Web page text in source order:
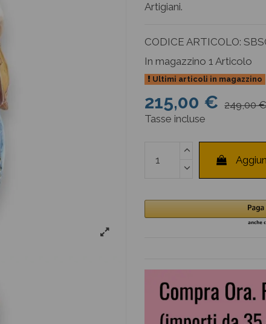
Artigiani.
CODICE ARTICOLO:
In magazzino 1 Articolo
Ultimi articoli in magazzino
215,00 € 249,00
Tasse incluse